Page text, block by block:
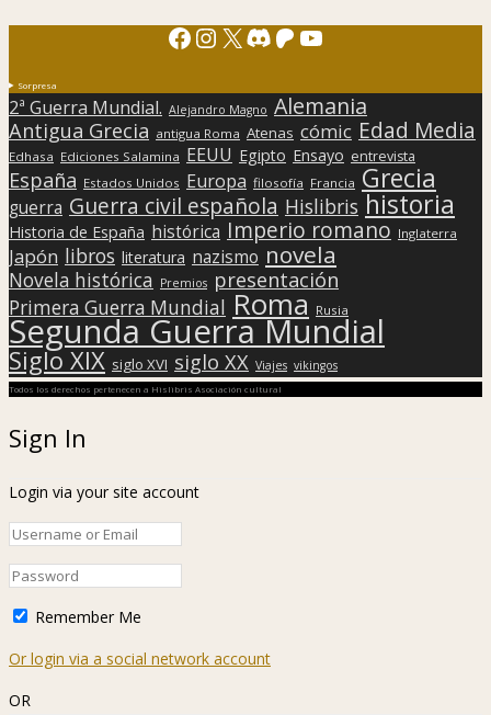
Facebook
Instagram
X Discord
Patreon
YouTube
Sorpresa
2ª Guerra Mundial. Alejandro Magno Alemania
Antigua Grecia antigua Roma Atenas cómic Edad Media
Edhasa Ediciones Salamina EEUU Egipto Ensayo entrevista
España Estados Unidos Europa filosofía Francia Grecia
guerra Guerra civil española Hislibris historia
Historia de España histórica Imperio romano Inglaterra
Japón libros literatura nazismo novela
Novela histórica Premios presentación
Primera Guerra Mundial Roma Rusia
Segunda Guerra Mundial
Siglo XIX siglo XVI siglo XX Viajes vikingos
Todos los derechos pertenecen a Hislibris Asociación cultural
Sign In
Login via your site account
Remember Me
Or login via a social network account
OR